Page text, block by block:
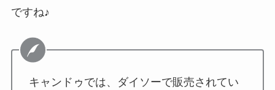
ですね♪
キャンドゥでは、ダイソーで販売されてい